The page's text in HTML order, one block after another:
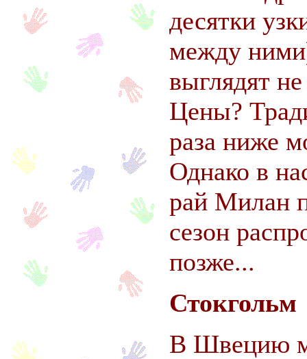
десятки
между
выглядят
Цены?
раза ниже
Однако в
рай Милан
сезон
позже...
Стокгольм
В Швецию